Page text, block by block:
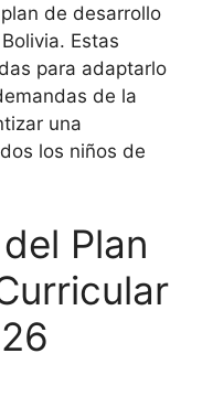
de desarrollo
Estas
para adaptarlo
de la
una
los niños de
Plan